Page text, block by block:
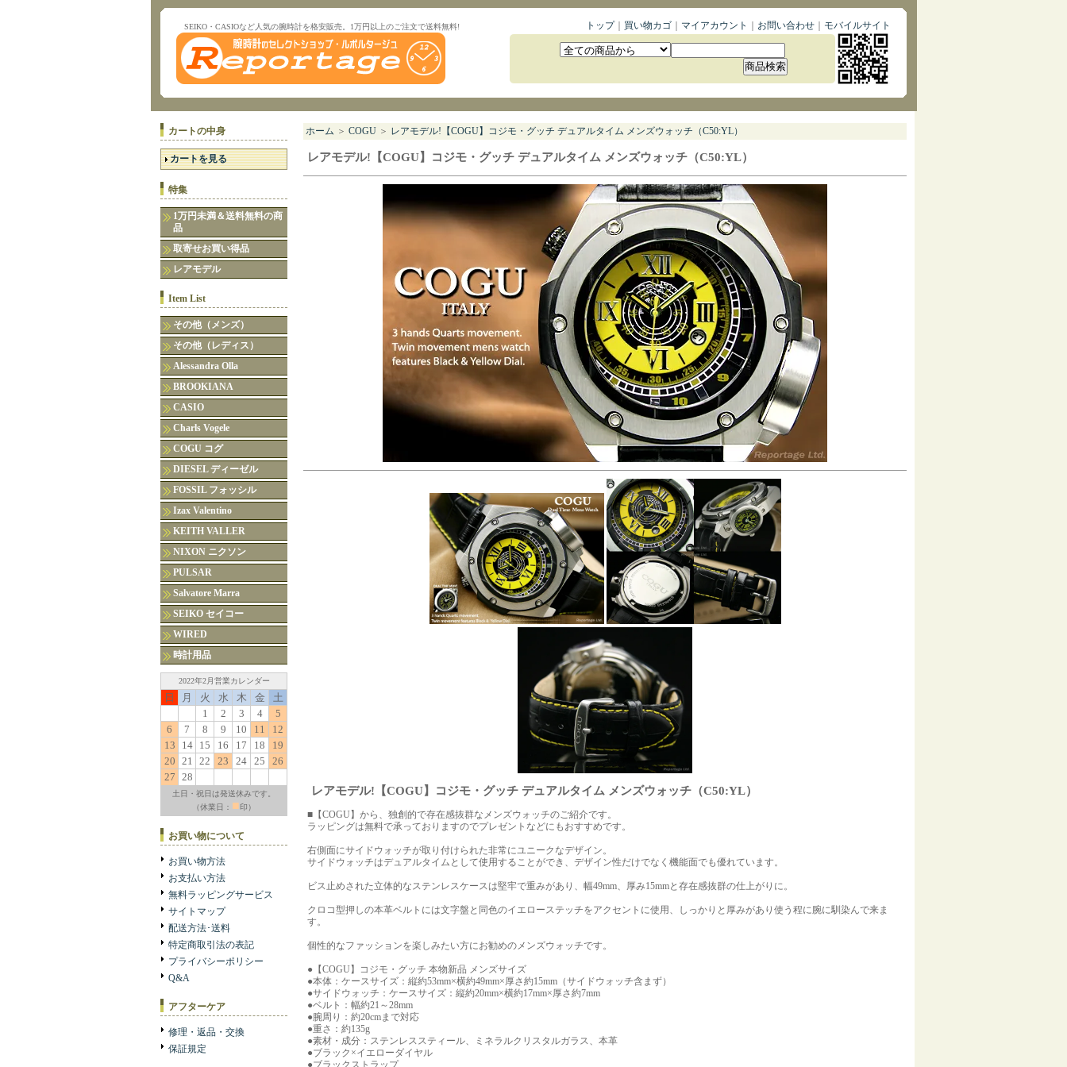
SEIKO・CASIOなど人気の腕時計を格安販売。1万円以上のご注文で送料無料! トップ｜ 買い物カゴ マイアカウント お問い合わせ モバイルサイト
カートの中身
カートを見る
特集
1万円未満＆送料無料の商
品
取寄せお買い得品
レアモデル
Item List
その他（メンズ）
その他（レディス）
Alessandra Olla
BROOKIANA
CASIO
Charls Vogele
COGU コグ
DIESEL ディーゼル
FOSSIL フォッシル
Izax Valentino
KEITH VALLER
NIXON ニクソン
PULSAR
Salvatore Marra
SEIKO セイコー
WIRED
時計用品
2022年2月営業カレンダー
日 月 火 水 木 金
土
1
2 3 4
5
6
7 8 9 10 11
12
13
14 15 16 17 18
19
20 21 22 23 24 25
26
27 28
土日・祝日は発送休みです。
（休業日： ■印）
お買い物について
お買い物方法
お支払い方法
無料ラッピングサービス
サイトマップ
配送方法･送料
特定商取引法の表記
プライバシーポリシー
Q&A
アフターケア
修理・返品・交換
保証規定
ホーム ＞ COGU ＞ レアモデル!【COGU】コジモ・グッチ デュアルタイム メンズウォッチ（C50:YL）
レアモデル!【COGU】コジモ・グッチ デュアルタイム メンズウォッチ（C50:YL）
レアモデル!【COGU】コジモ・グッチ デュアルタイム メンズウォッチ（C50:YL）
■【COGU】から、独創的で存在感抜群なメンズウォッチのご紹介です。
ラッピングは無料で承っておりますのでプレゼントなどにもおすすめです。
右側面にサイドウォッチが取り付けられた非常にユニークなデザイン。
サイドウォッチはデュアルタイムとして使用することができ、デザイン性だけでなく機能面でも優れています。
ビス止めされた立体的なステンレスケースは堅牢で重みがあり、幅49mm、厚み15mmと存在感抜群の仕上がりに。
クロコ型押しの本革ベルトには文字盤と同色のイエローステッチをアクセントに使用、しっかりと厚みがあり使う程に腕に馴染んで来ま
す。
個性的なファッションを楽しみたい方にお勧めのメンズウォッチです。
●【COGU】コジモ・グッチ 本物新品 メンズサイズ
●本体：ケースサイズ：縦約53mm×横約49mm×厚さ約15mm（サイドウォッチ含まず）
●サイドウォッチ：ケースサイズ：縦約20mm×横約17mm×厚さ約7mm
●ベルト：幅約21～28mm
●腕周り：約20cmまで対応
●重さ：約135g
●素材・成分：ステンレススティール、ミネラルクリスタルガラス、本革
●ブラック×イエローダイヤル
●ブラックストラップ